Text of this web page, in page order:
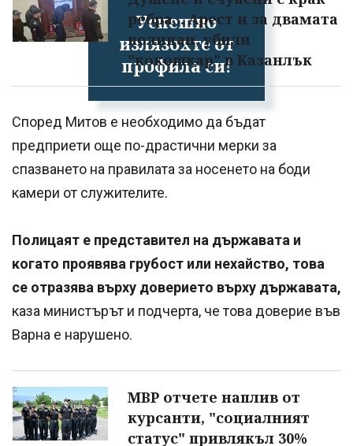
Успешно
излязохте от
профила си!
ребра... Арест и за двамата
полицаи, убили
"кокошкар" в Казанлък
Според Митов е необходимо да бъдат
предприети още по-драстични мерки за
спазването на правилата за носенето на боди
камери от служителите.
Полицаят е представител на държавата и
когато проявява грубост или нехайство, това
се отразява върху доверието върху държавата,
каза министърът и подчерта, че това доверие във
Варна е нарушено.
МВР отчете наплив от
курсанти, "социалният
статус" привлякъл 30%